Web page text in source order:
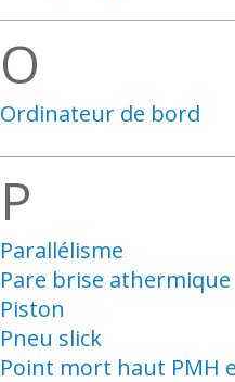
O
Ordinateur de bord
P
Parallélisme
Pare brise athermique
Piston
Pneu slick
Point mort haut PMH